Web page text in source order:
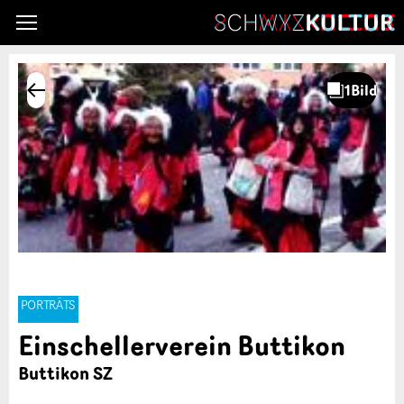
PORTRÄTS
Einschellerverein Buttikon
Buttikon SZ